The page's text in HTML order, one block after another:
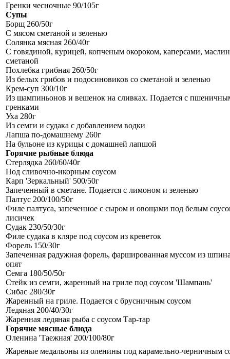
Гренки чесночные 90/105г
Супы
Борщ 260/50г
С мясом сметаной и зеленью
Солянка мясная 260/40г
С говядиной, курицей, копченым окороком, каперсами,
сметаной
Похлебка грибная 260/50г
Из белых грибов и подосиновиков со сметаной и зеленью
Крем-суп 300/10г
Из шампиньонов и вешенок на сливках. Подается с
гренками
Уха 280г
Из семги и судака с добавлением водки
Лапша по-домашнему 260г
На бульоне из курицы с домашней лапшой
Горячие рыбные блюда
Стерлядка 260/60/40г
Под сливочно-икорным соусом
Карп 'Зеркальный' 500/50г
Запеченный в сметане. Подается с лимоном и зеленью
Палтус 200/100/50г
Филе палтуса, запеченное с сыром и овощами под белым
лисичек
Судак 230/50/30г
Филе судака в кляре под соусом из креветок
Форель 150/30г
Запеченная радужная форель, фаршированная муссом из
опят
Семга 180/50/50г
Стейк из семги, жаренный на гриле под соусом 'Шампань'
Сибас 280/30г
Жаренный на гриле. Подается с брусничным соусом
Ледяная 200/40/30г
Жаренная ледяная рыба с соусом Тар-тар
Горячие мясные блюда
Оленина 'Таежная' 200/100/80г
Жареные медальоны из оленины под карамельно-черничным